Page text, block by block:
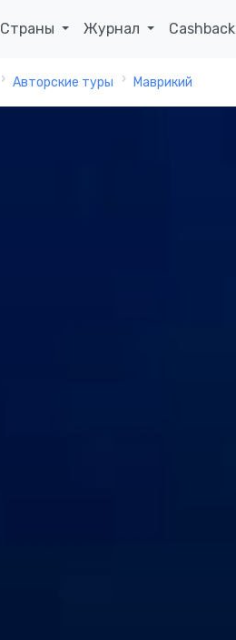
Страны Журнал Cashback
Авторские туры Маврикий